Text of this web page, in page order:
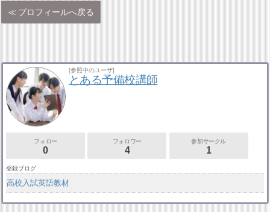
プロフィールへ戻る
[参照中のユーザ]
とある予備校講師
フォロー
0
フォロワー
4
参加サークル
1
登録ブログ
高校入試英語教材